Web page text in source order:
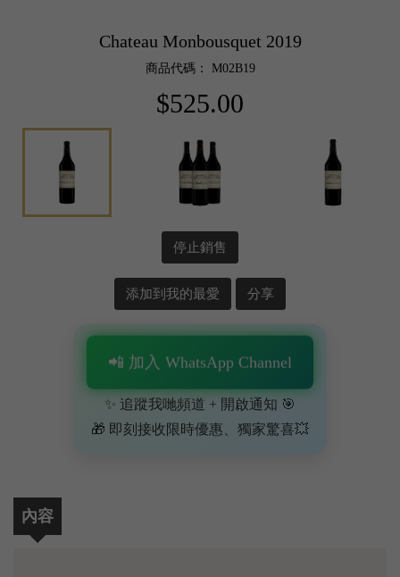
Chateau Monbousquet 2019
商品代碼： M02B19
$525.00
停止銷售
添加到我的最愛 分享
📲 加入 WhatsApp Channel
✨ 追蹤我哋頻道 + 開啟通知 🎯
🎁 即刻接收限時優惠、獨家驚喜💥
內容